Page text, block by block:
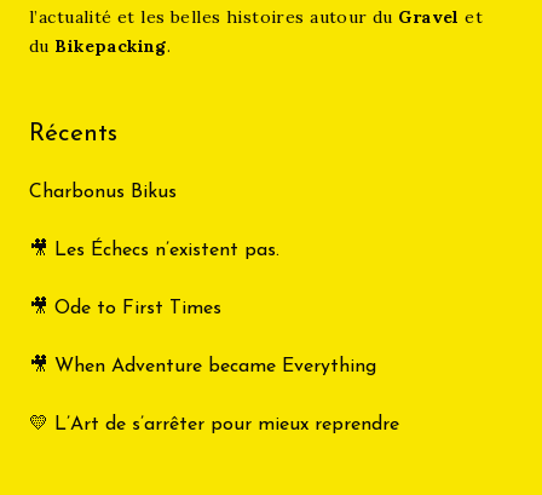
l’actualité et les belles histoires autour du Gravel et
du Bikepacking.
Récents
Charbonus Bikus
🎥 Les Échecs n’existent pas.
🎥 Ode to First Times
🎥 When Adventure became Everything
💛 L’Art de s’arrêter pour mieux reprendre